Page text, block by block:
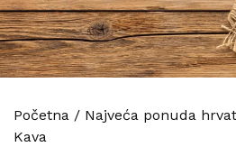
Početna / Najveća ponuda
Kava